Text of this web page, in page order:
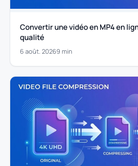
Convertir une vidéo en MP4 en
qualité
6 août. 20269 min